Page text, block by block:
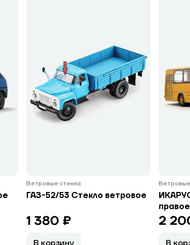
Ветровые стекла
ГАЗ-52/53 Стекло ветровое
1 380 ₽
В корзину
правое
2
В